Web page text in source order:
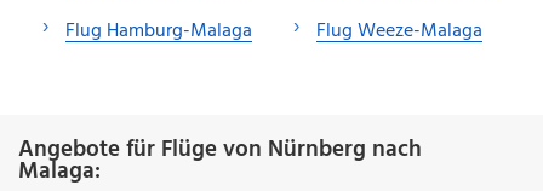
Flug Hamburg-Malaga
Flug Weeze-Malaga
Angebote für Flüge von Nürnberg nach
Malaga: